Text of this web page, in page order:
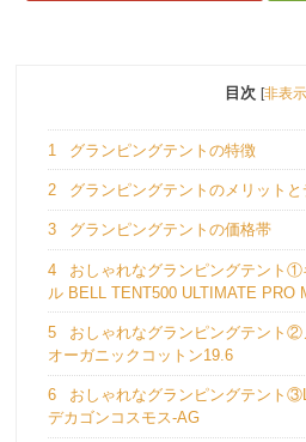
目次 [非表示
1 グランピングテントの特徴
2 グランピングテントのメリットと
3 グランピングテントの価格帯
4
おしゃれなグランピングテント①
ル BELL TENT500 ULTIMATE PRO
5
おしゃれなグランピングテント②
オーガニックコットン19.6
6
おしゃれなグランピングテント
デカゴンコスモス-AG